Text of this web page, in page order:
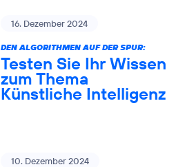
16. Dezember 2024
DEN ALGORITHMEN AUF DER SPUR:
Testen Sie Ihr Wissen
zum Thema
Künstliche Intelligenz
10. Dezember 2024